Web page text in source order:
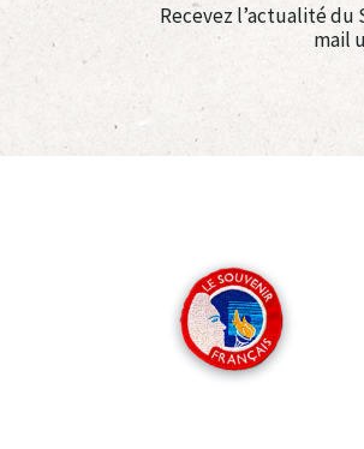
Recevez l’actualité du
mail